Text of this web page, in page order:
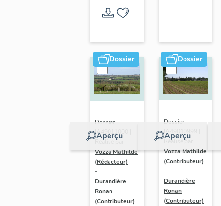
l'opération
Dossier
Aperçu
Dossier
IA49011000 |
Réalisé par
Vozza Mathilde
(Rédacteur)
-
Durandière
Ronan
(Contributeur)
Dossier
Aperçu
Dossier
IA49010999 |
Réalisé par
Vozza Mathilde
(Contributeur)
-
Durandière
Ronan
(Contributeur)